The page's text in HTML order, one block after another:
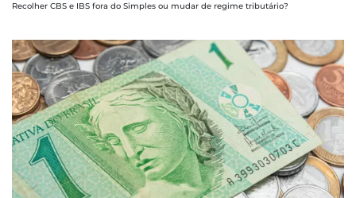
Recolher CBS e IBS fora do Simples ou mudar de regime tributário?